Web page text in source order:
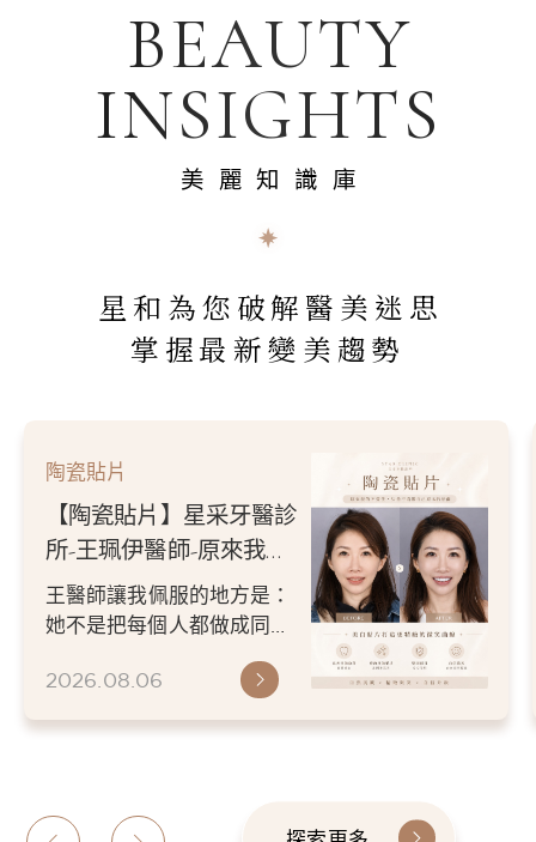
BEAUTY
INSIGHTS
美麗知識庫
星和為您破解醫美迷思
掌握最新變美趨勢
陶瓷貼片
【陶瓷貼片】星采牙醫診
所-王珮伊醫師-原來我的
不愛笑，只是不喜歡自己
原本的牙齒
王醫師讓我佩服的地方是：
她不是把每個人都做成同一
更適合自己的樣子。 現...
2026.08.06